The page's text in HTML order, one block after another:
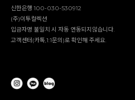
신한은행 100-030-530912
(주)이투컬렉션
입금자명 불일치 시 자동 연동되지않습니다.
고객센터(카톡,1:1문의)로 확인해 주세요.